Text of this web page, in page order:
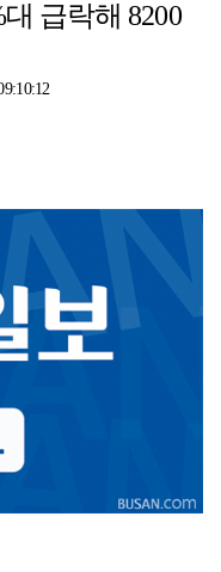
급락해 8200